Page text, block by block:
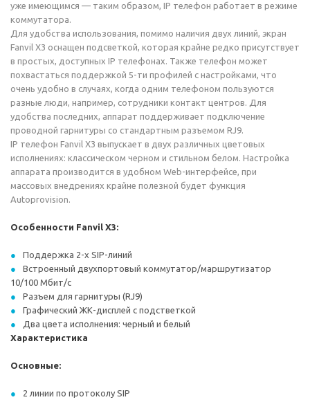
уже имеющимся — таким образом, IP телефон работает в режиме
коммутатора.
Для удобства использования, помимо наличия двух линий, экран
Fanvil X3 оснащен подсветкой, которая крайне редко присутствует
в простых, доступных IP телефонах. Также телефон может
похвастаться поддержкой 5-ти профилей с настройками, что
очень удобно в случаях, когда одним телефоном пользуются
разные люди, например, сотрудники контакт центров. Для
удобства последних, аппарат поддерживает подключение
проводной гарнитуры со стандартным разъемом RJ9.
IP телефон Fanvil X3 выпускает в двух различных цветовых
исполнениях: классическом черном и стильном белом. Настройка
аппарата производится в удобном Web-интерфейсе, при
массовых внедрениях крайне полезной будет функция
Autoprovision.
Особенности Fanvil X3:
Поддержка 2-х SIP-линий
Встроенный двухпортовый коммутатор/маршрутизатор
10/100 Мбит/с
Разъем для гарнитуры (RJ9)
Графический ЖК-дисплей с подстветкой
Два цвета исполнения: черный и белый
Характеристика
Основные:
2 линии по протоколу SIP